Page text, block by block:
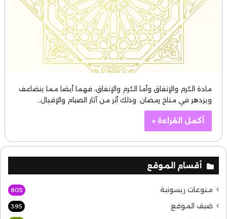
مادة الكرم والإنفاق وأما الكرم والإنفاق، فهما أيضا مما يتضاعف
ويزدهر في مناخ رمضان. وذلك أثر من آثار الصيام والإقبال…
أكمل القراءة »
أقسام الموقع
منوعات ريسونية 805
ضيف الموقع 395